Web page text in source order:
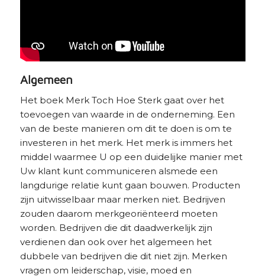
Algemeen
Het boek Merk Toch Hoe Sterk gaat over het
toevoegen van waarde in de onderneming. Een
van de beste manieren om dit te doen is om te
investeren in het merk. Het merk is immers het
middel waarmee U op een duidelijke manier met
Uw klant kunt communiceren alsmede een
langdurige relatie kunt gaan bouwen. Producten
zijn uitwisselbaar maar merken niet. Bedrijven
zouden daarom merkgeoriënteerd moeten
worden. Bedrijven die dit daadwerkelijk zijn
verdienen dan ook over het algemeen het
dubbele van bedrijven die dit niet zijn. Merken
vragen om leiderschap, visie, moed en